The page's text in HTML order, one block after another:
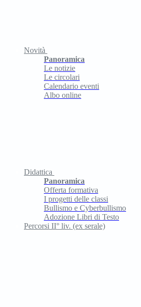
Novità
Panoramica
Le notizie
Le circolari
Calendario eventi
Albo online
Didattica
Panoramica
Offerta formativa
I progetti delle classi
Bullismo e Cyberbullismo
Adozione Libri di Testo
Percorsi II° liv. (ex serale)